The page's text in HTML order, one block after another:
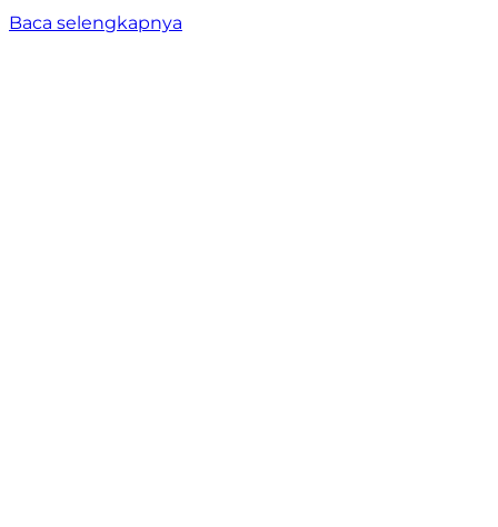
Baca selengkapnya